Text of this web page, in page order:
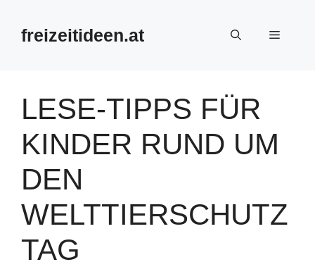
Inhalt
springenfreizeitideen.at Menü
LESE-TIPPS FÜR
KINDER RUND UM
DEN
WELTTIERSCHUTZ
TAG